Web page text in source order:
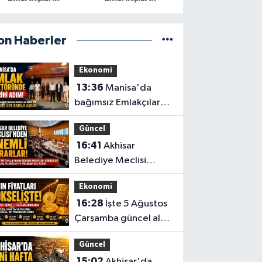
Haberler
Ekonomi
13:36 Manisa'da
bağımsız Emlakçılar
Odası için 500 üye
barajı aşıldı
Güncel
16:41 Akhisar
Belediye Meclisi
Ağustos ayı
toplantısını
gerçekleştirdi
Ekonomi
16:28
Çarşamba güncel altın
fiyatları
Güncel